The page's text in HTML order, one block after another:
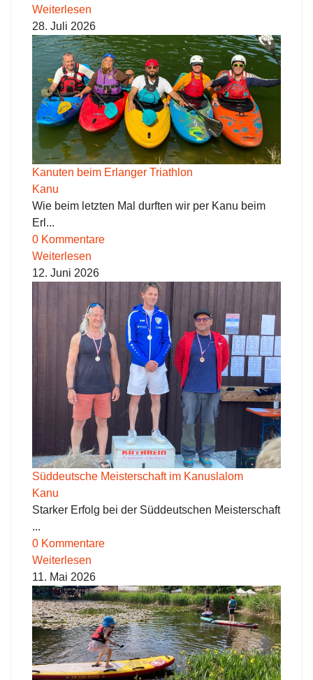
Weiterlesen
28. Juli 2026
Kanuten beim Erlanger Triathlon
Kanu
Wie beim letzten Mal durften wir per Kanu beim
Erl...
0 Kommentare
Weiterlesen
12. Juni 2026
Süddeutsche Meisterschaft im Kanuslalom
Kanu
Starker Erfolg bei der Süddeutschen Meisterschaft
...
0 Kommentare
Weiterlesen
11. Mai 2026